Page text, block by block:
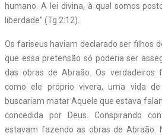
humano. A lei divina, à qual somos
liberdade” (Tg 2:12).
Os fariseus haviam declarado ser filhos
que essa pretensão só poderia ser
das obras de Abraão. Os verdadeiros
como ele próprio vivera, uma vida de
buscariam matar Aquele que estava
concedida por Deus. Conspirando
estavam fazendo as obras de Abraão.